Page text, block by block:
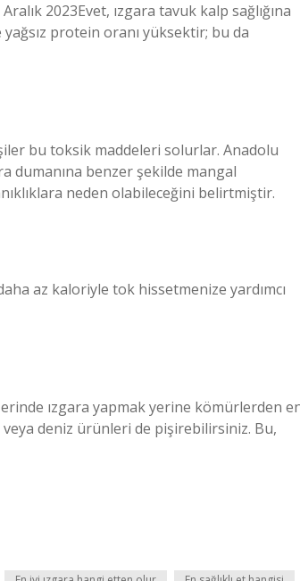
2023Evet, ızgara tavuk kalp sağlığına
protein oranı yüksektir; bu da
bu toksik maddeleri solurlar. Anadolu
dumanına benzer şekilde mangal
neden olabileceğini belirtmiştir.
az kaloriyle tok hissetmenize yardımcı
ızgara yapmak yerine kömürlerden
veya deniz ürünleri de pişirebilirsiniz. Bu,